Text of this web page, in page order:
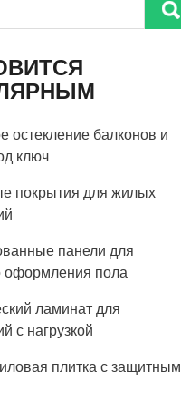
остекление балконов и
ключ
покрытия для жилых
панели для
оформления пола
ламинат для
с нагрузкой
плитка с защитным